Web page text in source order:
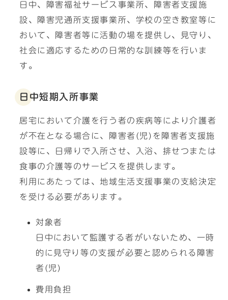
日中、障害福祉サービス事業所、障害者支援施
設、障害児通所支援事業所、学校の空き教室等に
おいて、障害者等に活動の場を提供し、見守り、
社会に適応するための日常的な訓練等を行いま
す。
日中短期入所事業
居宅において介護を行う者の疾病等により介護者
が不在となる場合に、障害者(児)を障害者支援施
設等に、日帰りで入所させ、入浴、排せつまたは
食事の介護等のサービスを提供します。
利用にあたっては、地域生活支援事業の支給決定
を受ける必要があります。
対象者
日中において監護する者がいないため、一時
的に見守り等の支援が必要と認められる障害
者(児)
費用負担